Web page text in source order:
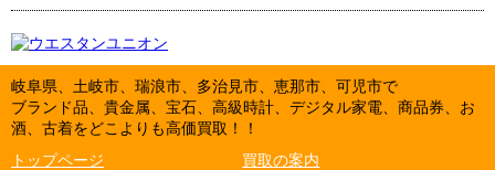
岐阜県、土岐市、瑞浪市、多治見市、恵那市、可児市で
ブランド品、貴金属、宝石、高級時計、デジタル家電、商品券、お
酒、古着をどこよりも高価買取！！
トップページ
買取の案内